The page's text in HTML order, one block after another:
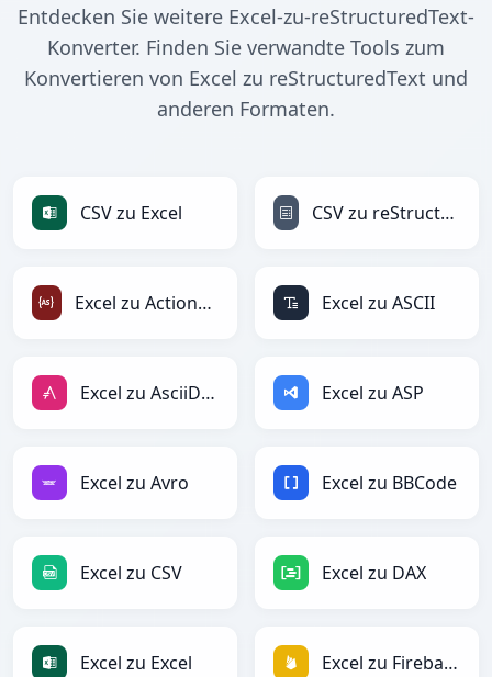
Entdecken Sie weitere Excel-zu-reStructuredText-
Konverter. Finden Sie verwandte Tools zum
Konvertieren von Excel zu reStructuredText und
anderen Formaten.
CSV zu Excel CSV zu reStructuredText
Excel zu ActionScript Excel zu ASCII
Excel zu AsciiDoc Excel zu ASP
Excel zu Avro Excel zu BBCode
Excel zu CSV Excel zu DAX
Excel zu Excel Excel zu Firebase